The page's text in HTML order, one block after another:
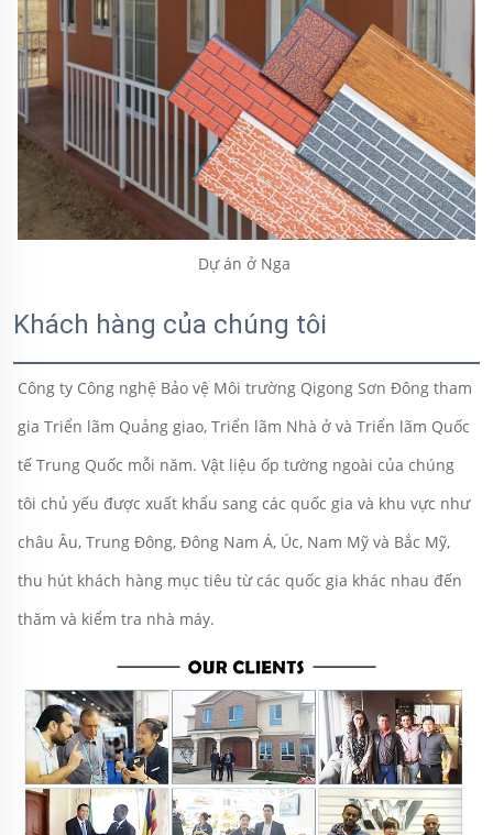
Dự án ở Nga
Khách hàng của chúng tôi
Công ty Công nghệ Bảo vệ Môi trường Qigong Sơn Đông tham
gia Triển lãm Quảng giao, Triển lãm Nhà ở và Triển lãm Quốc
tế Trung Quốc mỗi năm. Vật liệu ốp tường ngoài của chúng
tôi chủ yếu được xuất khẩu sang các quốc gia và khu vực như
châu Âu, Trung Đông, Đông Nam Á, Úc, Nam Mỹ và Bắc Mỹ,
thu hút khách hàng mục tiêu từ các quốc gia khác nhau đến
thăm và kiểm tra nhà máy.